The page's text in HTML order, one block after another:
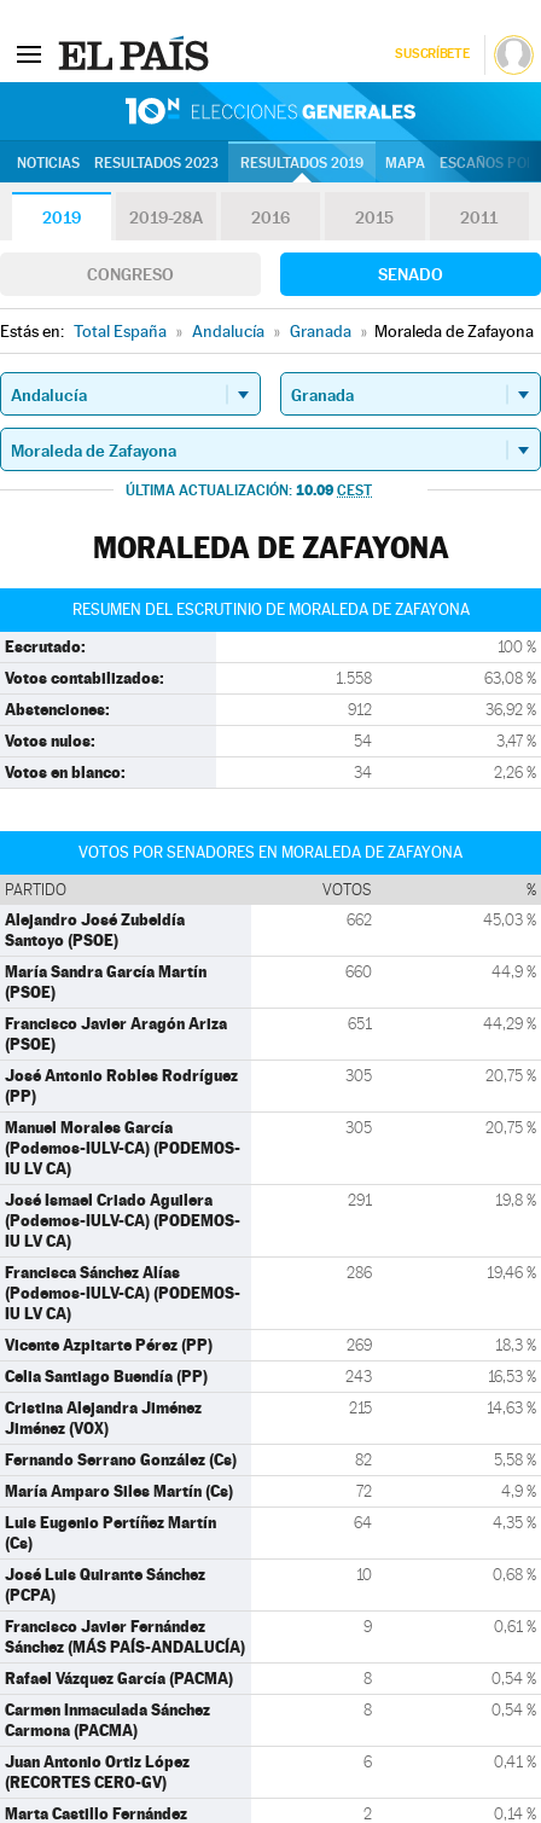
SUSCRÍBETE
NOTICIAS RESULTADOS 2023 RESULTADOS 2019 MAPA ESCAÑOS
2019 2019-28A 2016 2015 2011
CONGRESO SENADO
Estás en: Total España » Andalucía » Granada » Moraleda de Zafayona
ÚLTIMA ACTUALIZACIÓN: 10.09 CEST
MORALEDA DE ZAFAYONA
RESUMEN DEL ESCRUTINIO DE MORALEDA DE ZAFAYONA
Escrutado: 100 %
Votos contabilizados: 1.558 63,08 %
Abstenciones: 912 36,92 %
Votos nulos: 54 3,47 %
Votos en blanco: 34 2,26 %
VOTOS POR SENADORES EN MORALEDA DE ZAFAYONA
PARTIDO VOTOS %
Alejandro José Zubeldía
Santoyo (PSOE)
662 45,03 %
María Sandra García Martín
(PSOE)
660 44,9 %
Francisco Javier Aragón Ariza
(PSOE)
651 44,29 %
José Antonio Robles Rodríguez
(PP)
305 20,75 %
Manuel Morales García
(Podemos-IULV-CA) (PODEMOS-
IU LV CA)
305 20,75 %
José Ismael Criado Aguilera
(Podemos-IULV-CA) (PODEMOS-
IU LV CA)
291 19,8 %
Francisca Sánchez Alías
(Podemos-IULV-CA) (PODEMOS-
IU LV CA)
286 19,46 %
Vicente Azpitarte Pérez (PP) 269 18,3 %
Celia Santiago Buendía (PP) 243 16,53 %
Cristina Alejandra Jiménez
Jiménez (VOX)
215 14,63 %
Fernando Serrano González (Cs) 82 5,58 %
María Amparo Siles Martín (Cs) 72 4,9 %
Luis Eugenio Pertíñez Martín
(Cs)
64 4,35 %
José Luis Quirante Sánchez
(PCPA)
10 0,68 %
Francisco Javier Fernández
Sánchez (MÁS PAÍS-ANDALUCÍA)
9 0,61 %
Rafael Vázquez García (PACMA) 8 0,54 %
Carmen Inmaculada Sánchez
Carmona (PACMA)
8 0,54 %
Juan Antonio Ortiz López
(RECORTES CERO-GV)
6 0,41 %
Marta Castillo Fernández
2 0,14 %